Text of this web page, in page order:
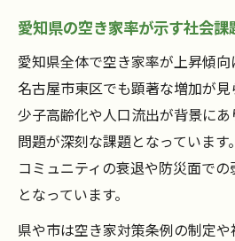
愛知県の空き家率が示す社会課
愛知県全体で空き家率が上昇傾
名古屋市東区でも顕著な増加が
少子高齢化や人口流出が背景に
問題が深刻な課題となっていま
コミュニティの衰退や防災面で
となっています。
県や市は空き家対策条例の制定